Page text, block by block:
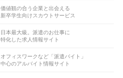
価値観の合う企業と出会える
新卒学生向けスカウトサービス
日本最大級。派遣のお仕事に
特化した求人情報サイト
オフィスワークなど「派遣バイト」
中心のアルバイト情報サイト